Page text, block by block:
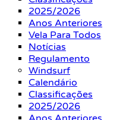
2025/2026
Anos Anteriores
Vela Para Todos
Notícias
Regulamento
Windsurf
Calendário
Classificações
2025/2026